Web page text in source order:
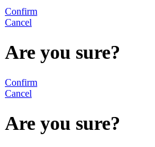
Confirm
Cancel
Are you sure?
Confirm
Cancel
Are you sure?